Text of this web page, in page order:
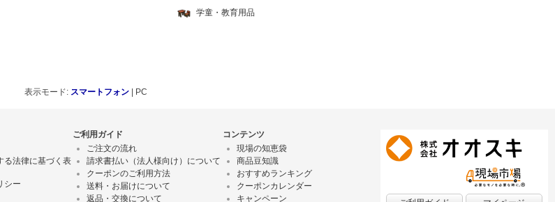
学童・教育用品
表示モード: スマートフォン | PC
る法律に基づく表
シー
ご利用ガイド
ご注文の流れ
請求書払い（法人様向け）について
クーポンのご利用方法
送料・お届けについて
返品・交換について
コンテンツ
現場の知恵袋
商品豆知識
おすすめランキング
クーポンカレンダー
キャンペーン